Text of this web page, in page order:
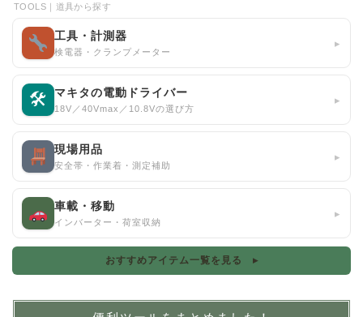
TOOLS｜道具から探す
工具・計測器
検電器・クランプメーター
▸
🛠 マキタの電動ドライバー
18V／40Vmax／10.8Vの選び方
▸
現場用品
安全帯・作業着・測定補助
▸
車載・移動
インバーター・荷室収納
▸
おすすめアイテム一覧を見る ▸